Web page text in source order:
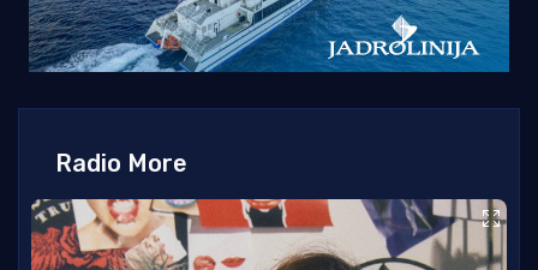
Radio More